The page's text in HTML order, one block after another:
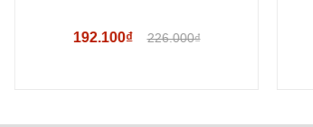
192.100₫ 226.000₫